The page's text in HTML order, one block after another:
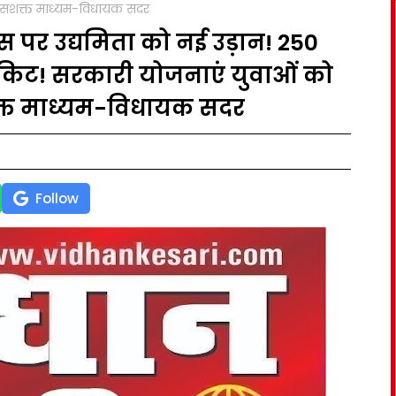
माध्यम-विधायक सदर
उद्यमिता को नई उड़ान! 250
सरकारी योजनाएं युवाओं को
माध्यम-विधायक सदर
Follow